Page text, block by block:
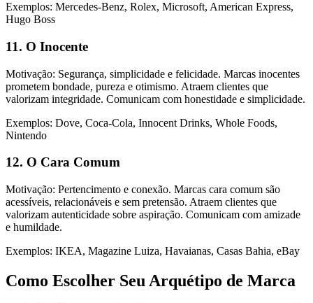
Exemplos: Mercedes-Benz, Rolex, Microsoft, American Express,
Hugo Boss
11. O Inocente
Motivação: Segurança, simplicidade e felicidade. Marcas inocentes
prometem bondade, pureza e otimismo. Atraem clientes que
valorizam integridade. Comunicam com honestidade e simplicidade.
Exemplos: Dove, Coca-Cola, Innocent Drinks, Whole Foods,
Nintendo
12. O Cara Comum
Motivação: Pertencimento e conexão. Marcas cara comum são
acessíveis, relacionáveis e sem pretensão. Atraem clientes que
valorizam autenticidade sobre aspiração. Comunicam com amizade
e humildade.
Exemplos: IKEA, Magazine Luiza, Havaianas, Casas Bahia, eBay
Como Escolher Seu Arquétipo de Marca